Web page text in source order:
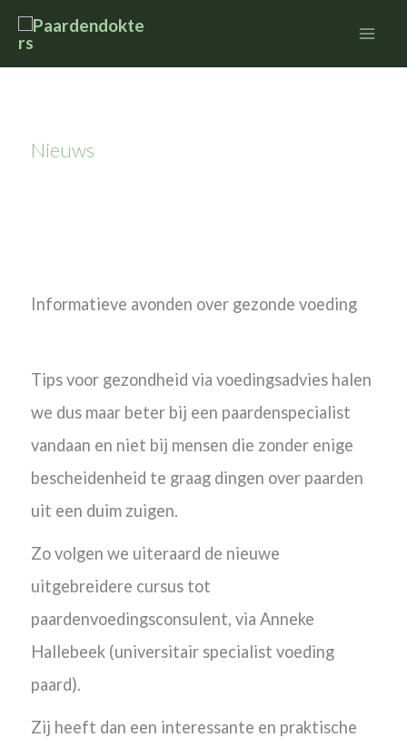
Ga
naar
Nieuws
Informatieve avonden over gezonde voeding
Tips voor gezondheid via voedingsadvies halen
we dus maar beter bij een paardenspecialist
vandaan en niet bij mensen die zonder enige
bescheidenheid te graag dingen over paarden
uit een duim zuigen.
Zo volgen we uiteraard de nieuwe
uitgebreidere cursus tot
paardenvoedingsconsulent, via Anneke
Hallebeek (universitair specialist voeding
paard).
Zij heeft dan een interessante en praktische